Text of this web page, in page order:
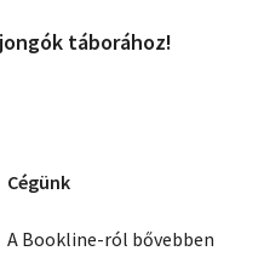
táborához!
Cégünk
A Bookline-ról bővebben